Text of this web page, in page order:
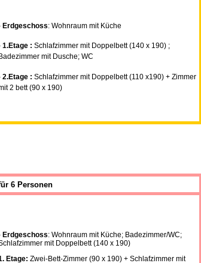
Erdgeschoss: Wohnraum mit Küche
1.Etage : Schlafzimmer mit Doppelbett (140 x 190) ;
Badezimmer mit Dusche; WC
2.Etage : Schlafzimmer mit Doppelbett (110 x190) + Zimmer
2 bett (90 x 190)
6 Personen
Erdgeschoss: Wohnraum mit Küche; Badezimmer/WC;
mit Doppelbett (140 x 190)
Etage: Zwei-Bett-Zimmer (90 x 190) + Schlafzimmer mit